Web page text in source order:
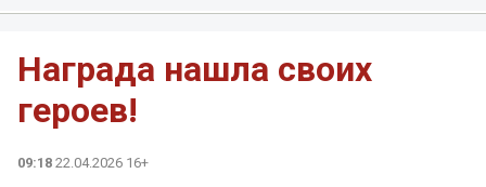
Награда нашла своих
героев!
09:18 22.04.2026 16+